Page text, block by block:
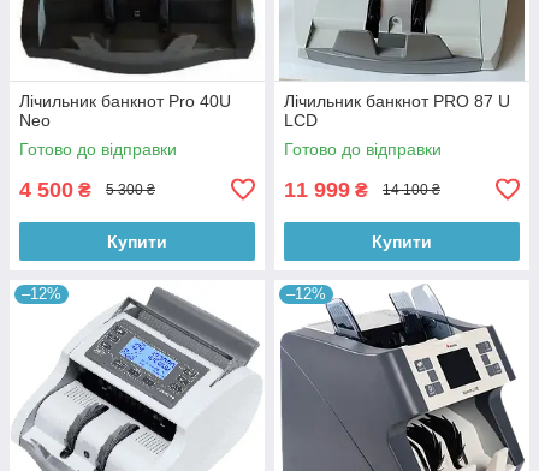
Лічильник банкнот Pro 40U
Neo
Готово до відправки
4 500 ₴ 5 300 ₴
Купити
Лічильник банкнот PRO 87 U
LCD
Готово до відправки
11 999 ₴ 14 100 ₴
Купити
–12% –12%